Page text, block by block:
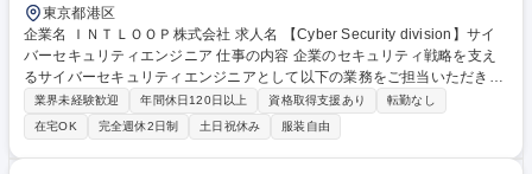
東京都港区
企業名 ＩＮＴＬＯＯＰ株式会社 求人名 【Cyber Security division】サイ
バーセキュリティエンジニア 仕事の内容 企業のセキュリティ戦略を支え
るサイバーセキュリティエンジニアとして以下の業務をご担当いただきま
す。クライアントは国内大手企業・グローバル企業が中心で、戦略的な視
点と技術的な深さの両方が求められます。 【業務詳細】 ■セキュリティア
ーキテクチャ設計・実装支援 ■クライアント企業へのPoC（概念実証）実
施および技術評価 ■最新のセキュリティ製品やクラウドサービスの導入・
業界未経験歓迎 年間休日120日以上 資格取得支援あり
転勤なし
在宅OK
完全週休2日制 土日祝休み 服装自由